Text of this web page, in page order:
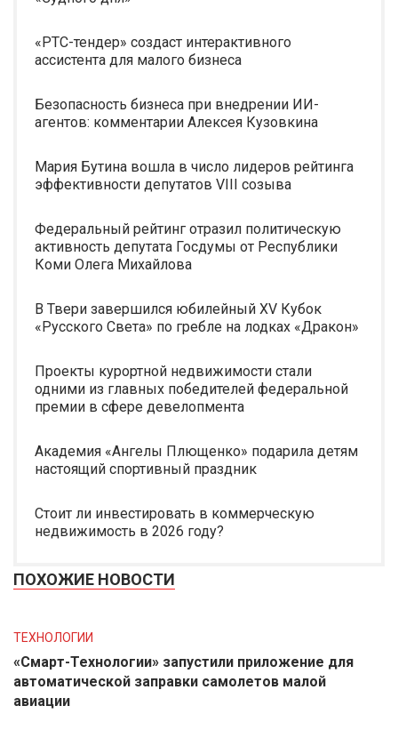
«РТС-тендер» создаст интерактивного
ассистента для малого бизнеса
Безопасность бизнеса при внедрении ИИ-
агентов: комментарии Алексея Кузовкина
Мария Бутина вошла в число лидеров рейтинга
эффективности депутатов VIII созыва
Федеральный рейтинг отразил политическую
активность депутата Госдумы от Республики
Коми Олега Михайлова
В Твери завершился юбилейный XV Кубок
«Русского Света» по гребле на лодках «Дракон»
Проекты курортной недвижимости стали
одними из главных победителей федеральной
премии в сфере девелопмента
Академия «Ангелы Плющенко» подарила детям
настоящий спортивный праздник
Стоит ли инвестировать в коммерческую
недвижимость в 2026 году?
ПОХОЖИЕ НОВОСТИ
ТЕХНОЛОГИИ
«Смарт-Технологии» запустили приложение для
автоматической заправки самолетов малой
авиации